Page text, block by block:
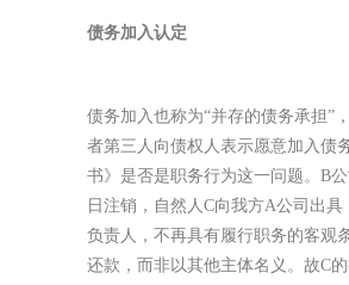
债务加入认定
债务加入也称为“并存的债务承担”
者第三人向债权人表示愿意加入债
书》是否是职务行为这一问题。B
日注销，自然人C向我方A公司出
负责人，不再具有履行职务的客观
还款，而非以其他主体名义。故C